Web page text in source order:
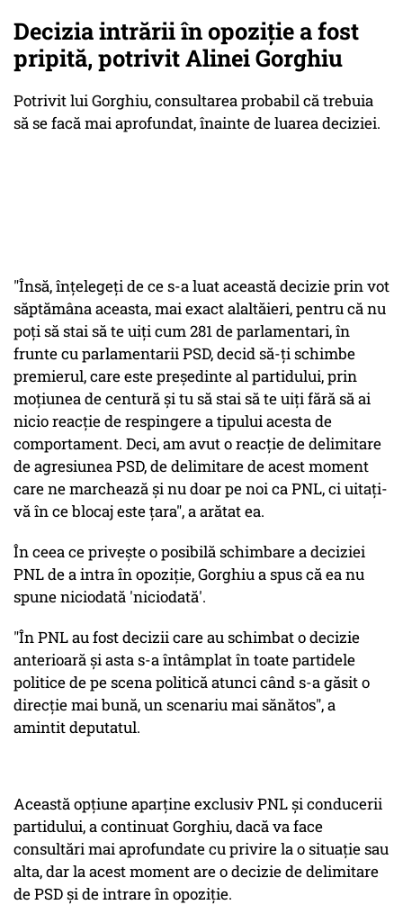
Decizia intrării în opoziție a fost
pripită, potrivit Alinei Gorghiu
Potrivit lui Gorghiu, consultarea probabil că trebuia
să se facă mai aprofundat, înainte de luarea deciziei.
"Însă, înţelegeţi de ce s-a luat această decizie prin vot
săptămâna aceasta, mai exact alaltăieri, pentru că nu
poţi să stai să te uiţi cum 281 de parlamentari, în
frunte cu parlamentarii PSD, decid să-ţi schimbe
premierul, care este preşedinte al partidului, prin
moţiunea de centură şi tu să stai să te uiţi fără să ai
nicio reacţie de respingere a tipului acesta de
comportament. Deci, am avut o reacţie de delimitare
de agresiunea PSD, de delimitare de acest moment
care ne marchează şi nu doar pe noi ca PNL, ci uitaţi-
vă în ce blocaj este ţara", a arătat ea.
În ceea ce priveşte o posibilă schimbare a deciziei
PNL de a intra în opoziţie, Gorghiu a spus că ea nu
spune niciodată 'niciodată'.
"În PNL au fost decizii care au schimbat o decizie
anterioară şi asta s-a întâmplat în toate partidele
politice de pe scena politică atunci când s-a găsit o
direcţie mai bună, un scenariu mai sănătos", a
amintit deputatul.
Această opţiune aparţine exclusiv PNL şi conducerii
partidului, a continuat Gorghiu, dacă va face
consultări mai aprofundate cu privire la o situaţie sau
alta, dar la acest moment are o decizie de delimitare
de PSD şi de intrare în opoziţie.